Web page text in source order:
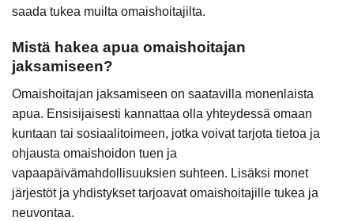
saada tukea muilta omaishoitajilta.
Mistä hakea apua omaishoitajan
jaksamiseen?
Omaishoitajan jaksamiseen on saatavilla monenlaista
apua. Ensisijaisesti kannattaa olla yhteydessä omaan
kuntaan tai sosiaalitoimeen, jotka voivat tarjota tietoa ja
ohjausta omaishoidon tuen ja
vapaapäivämahdollisuuksien suhteen. Lisäksi monet
järjestöt ja yhdistykset tarjoavat omaishoitajille tukea ja
neuvontaa.